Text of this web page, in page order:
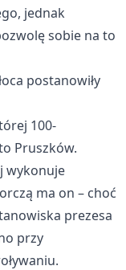
jednak
sobie na to
postanowiły
100-
Pruszków.
wykonuje
ma on – choć
prezesa
przy